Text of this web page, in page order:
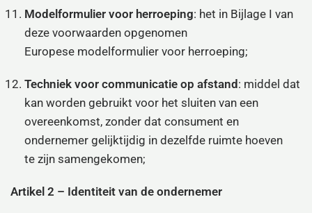
Modelformulier voor herroeping: het in Bijlage I van
deze voorwaarden opgenomen
Europese modelformulier voor herroeping;
Techniek voor communicatie op afstand : middel dat
kan worden gebruikt voor het sluiten van een
overeenkomst, zonder dat consument en
ondernemer gelijktijdig in dezelfde ruimte hoeven
te zijn samengekomen;
Artikel 2 – Identiteit van de ondernemer